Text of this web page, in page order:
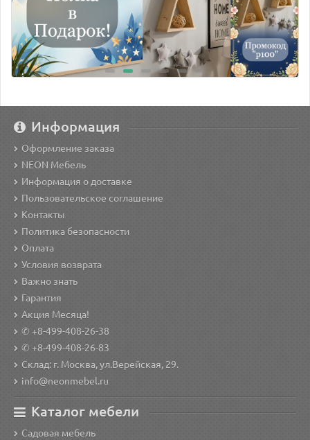
Информация
Оформление заказа
NEON Мебель
Информация о доставке
Пользовательское соглашение
Контакты
Политика безопасности
Оплата
Условия возврата
Важно знать
Гарантия
Акция Месяца!
✆ +8-499-408-26-38
✆ +8-499-408-26-83
Склад: г. Москва, ул.Верейская, 29.
info@neonmebel.ru
Каталог мебели
Садовая мебель